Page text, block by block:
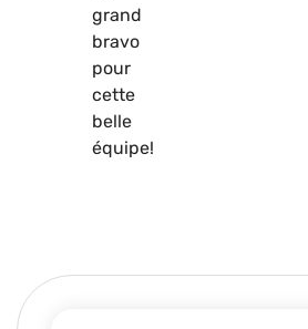
grand
bravo
pour
cette
belle
équipe!